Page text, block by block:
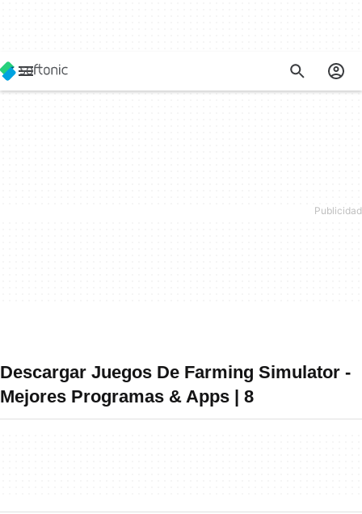
Descargar Juegos De Farming Simulator -
Mejores Programas & Apps | 8